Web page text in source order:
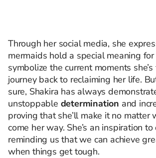
Through her social media, she
mermaids hold a special meaning
symbolize the current moments
journey back to reclaiming her life.
sure, Shakira has always
unstoppable determination and
proving that she’ll make it no matter
come her way. She’s an inspiration
reminding us that we can achieve
when things get tough.